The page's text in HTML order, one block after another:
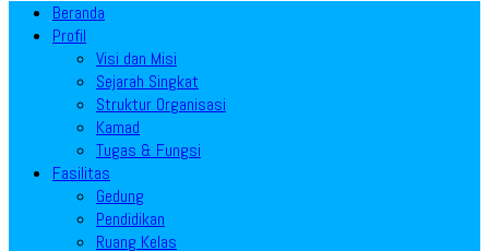
Beranda
Profil
Visi dan Misi
Sejarah Singkat
Struktur Organisasi
Kamad
Tugas & Fungsi
Fasilitas
Gedung
Pendidikan
Ruang Kelas